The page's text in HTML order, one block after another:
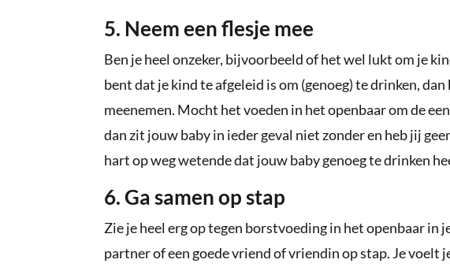
5. Neem een flesje mee
Ben je heel onzeker, bijvoorbeeld of het wel lukt om je
bent dat je kind te afgeleid is om (genoeg) te drinken, dan
meenemen. Mocht het voeden in het openbaar om de
dan zit jouw baby in ieder geval niet zonder en heb jij
hart op weg wetende dat jouw baby genoeg te drinken
6. Ga samen op stap
Zie je heel erg op tegen borstvoeding in het openbaar in
partner of een goede vriend of vriendin op stap. Je voelt